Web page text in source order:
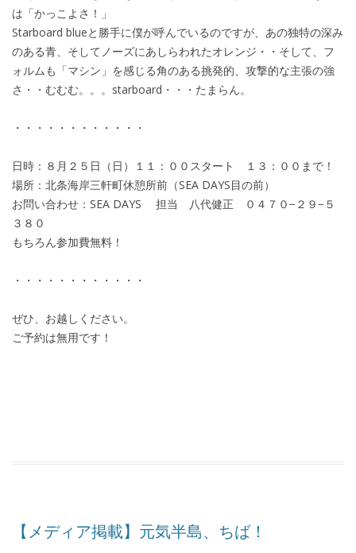
は「かっこよさ！」
Starboard blueと勝手に僕が呼んでいるのですが、あの独特の深み
のある青、そしてノーズにあしらわれたオレンジ・・そして、フ
ォルムも「マシン」を感じる角のある挑発的、攻撃的な主張の強
さ・・むむむ。。。starboard・・・たまらん。
・・・・・・・・・・・・
日時：８月２５日（日）１１：００スタート １３：００まで！
場所：北条海岸三軒町休憩所前（SEA DAYS目の前）
お問い合わせ：SEA DAYS 担当 八代健正 ０４７０−２９−５
３８０
もちろん参加費無料！
・・・・・・・・・・・・
ぜひ、お越しください。
ご予約は無用です！
【メディア掲載】元気半島、ちば！